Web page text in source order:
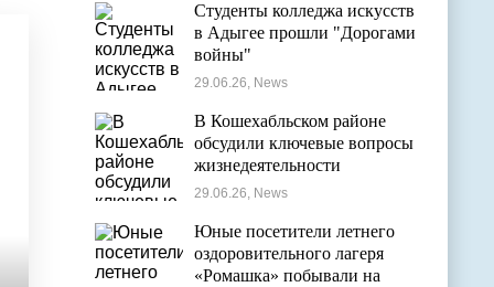
Студенты колледжа искусств
в Адыгее прошли "Дорогами
войны"
29.06.26, News
В Кошехабльском районе
обсудили ключевые вопросы
жизнедеятельности
муниципалитета
29.06.26, News
Юные посетители летнего
оздоровительного лагеря
«Ромашка» побывали на